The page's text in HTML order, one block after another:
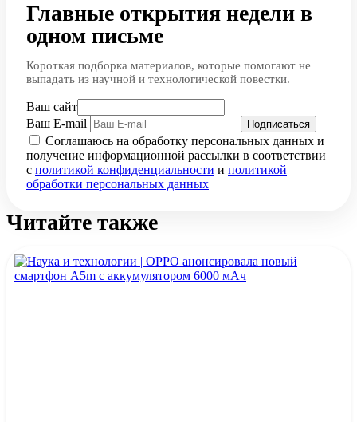
Главные открытия недели в
одном письме
Короткая подборка материалов, которые помогают не
выпадать из научной и технологической повестки.
Ваш сайт
Ваш E-mail
Подписаться
Соглашаюсь на обработку персональных данных и
получение информационной рассылки в соответствии
с политикой конфиденциальности и политикой
обработки персональных данных
Читайте также